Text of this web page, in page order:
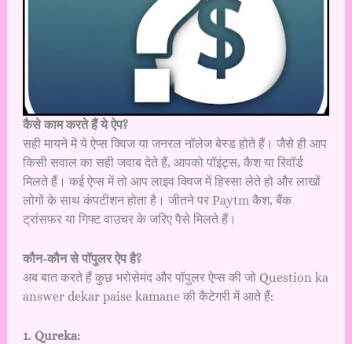
कैसे काम करते हैं ये ऐप?
सही मायने में ये ऐप्स क्विज या जनरल नॉलेज बेस्ड होते हैं। जैसे ही आप
किसी सवाल का सही जवाब देते हैं, आपको पॉइंट्स, कैश या रिवॉर्ड
मिलते हैं। कई ऐप्स में तो आप लाइव क्विज में हिस्सा लेते हो और लाखों
लोगों के साथ कंपटीशन होता है। जीतने पर Paytm कैश, बैंक
ट्रांसफर या गिफ्ट वाउचर के जरिए पैसे मिलते हैं।
कौन-कौन से पॉपुलर ऐप है?
अब बात करते हैं कुछ भरोसेमंद और पॉपुलर ऐप्स की जो Question ka
answer dekar paise kamane की कैटेगरी में आते हैं:
1. Qureka: